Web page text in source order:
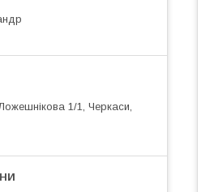
1/1, Черкаси,